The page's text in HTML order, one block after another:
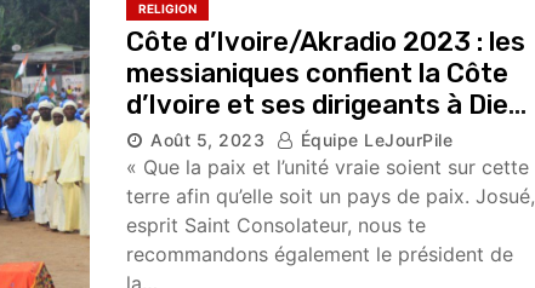
RELIGION
Côte d’Ivoire/Akradio 2023 : les
messianiques confient la Côte
d’Ivoire et ses dirigeants à Dieu
4,841 vues
Août 5, 2023 Équipe LeJourPile
« Que la paix et l’unité vraie soient sur cette
terre afin qu’elle soit un pays de paix. Josué,
esprit Saint Consolateur, nous te
recommandons également le président de